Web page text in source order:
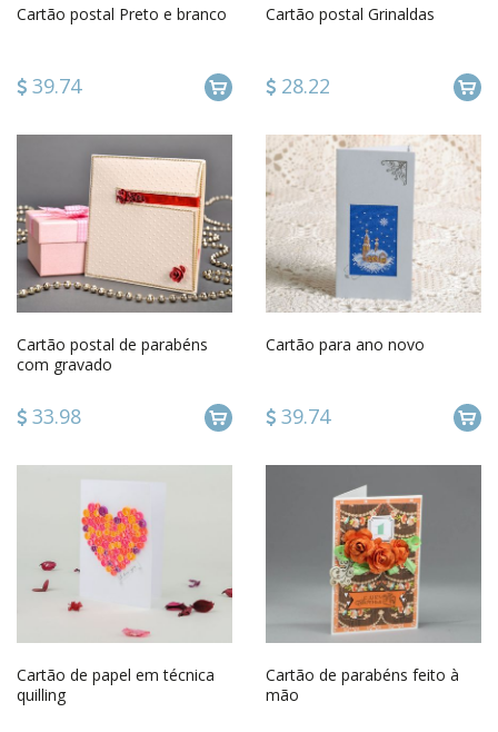
Cartão postal Preto e branco
39.74
Cartão postal Grinaldas
28.22
Cartão postal de parabéns
com gravado
33.98
Cartão para ano novo
39.74
Cartão de papel em técnica
quilling
Cartão de parabéns feito à
mão